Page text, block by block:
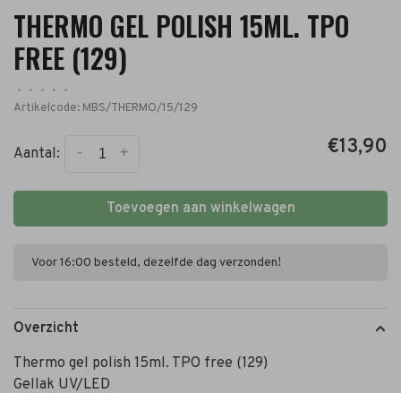
THERMO GEL POLISH 15ML. TPO
FREE (129)
• • • •
•
Artikelcode: MBS/THERMO/15/129
Aantal: +
- €13,90
Toevoegen aan winkelwagen
Voor 16:00 besteld, dezelfde dag verzonden!
Overzicht
Thermo gel polish 15ml. TPO free (129)
Gellak UV/LED